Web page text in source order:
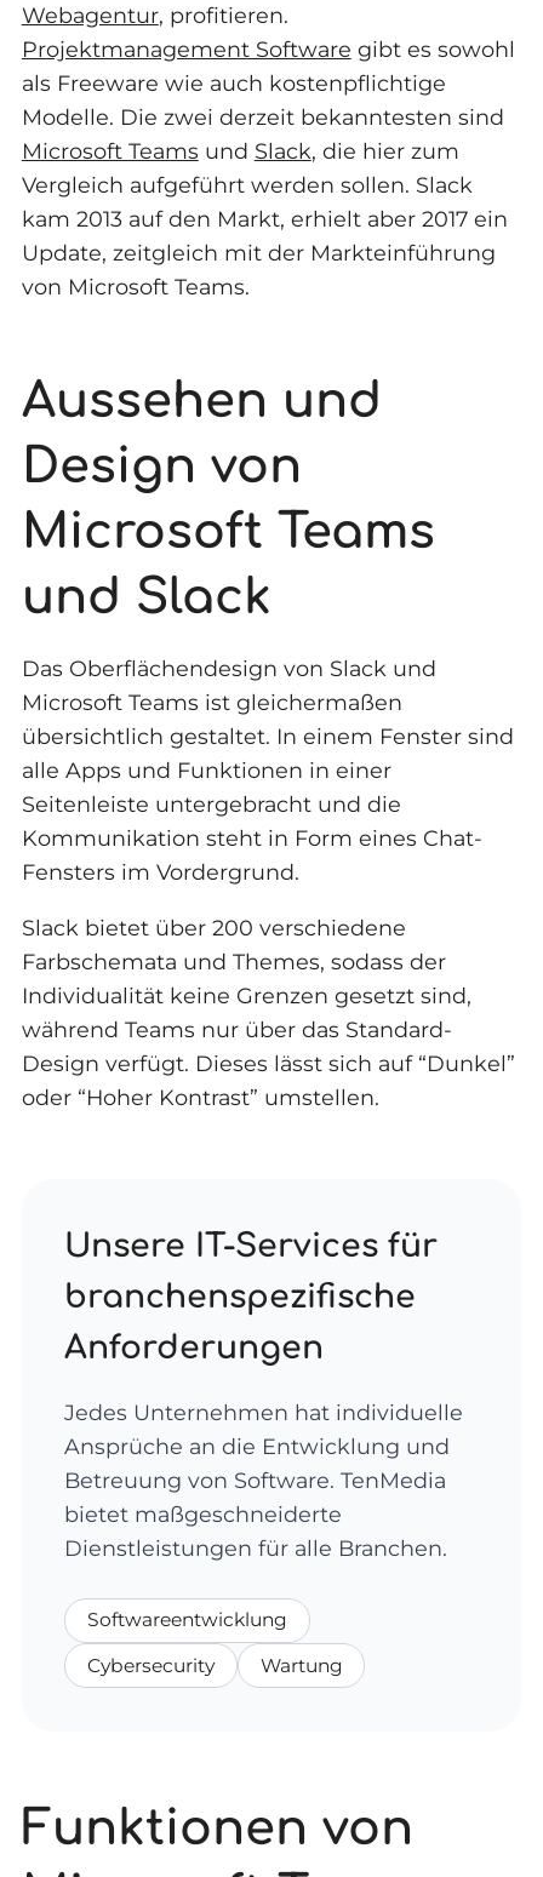
Webagentur, profitieren.
Projektmanagement Software gibt es sowohl
als Freeware wie auch kostenpflichtige
Modelle. Die zwei derzeit bekanntesten sind
Microsoft Teams und Slack, die hier zum
Vergleich aufgeführt werden sollen. Slack
kam 2013 auf den Markt, erhielt aber 2017 ein
Update, zeitgleich mit der Markteinführung
von Microsoft Teams.
Aussehen und
Design von
Microsoft Teams
und Slack
Das Oberflächendesign von Slack und
Microsoft Teams ist gleichermaßen
übersichtlich gestaltet. In einem Fenster sind
alle Apps und Funktionen in einer
Seitenleiste untergebracht und die
Kommunikation steht in Form eines Chat-
Fensters im Vordergrund.
Slack bietet über 200 verschiedene
Farbschemata und Themes, sodass der
Individualität keine Grenzen gesetzt sind,
während Teams nur über das Standard-
Design verfügt. Dieses lässt sich auf “Dunkel”
oder “Hoher Kontrast” umstellen.
Unsere IT-Services für
branchenspezifische
Anforderungen
Jedes Unternehmen hat individuelle
Ansprüche an die Entwicklung und
Betreuung von Software. TenMedia
bietet maßgeschneiderte
Dienstleistungen für alle Branchen.
Softwareentwicklung
Cybersecurity
Wartung
Funktionen von